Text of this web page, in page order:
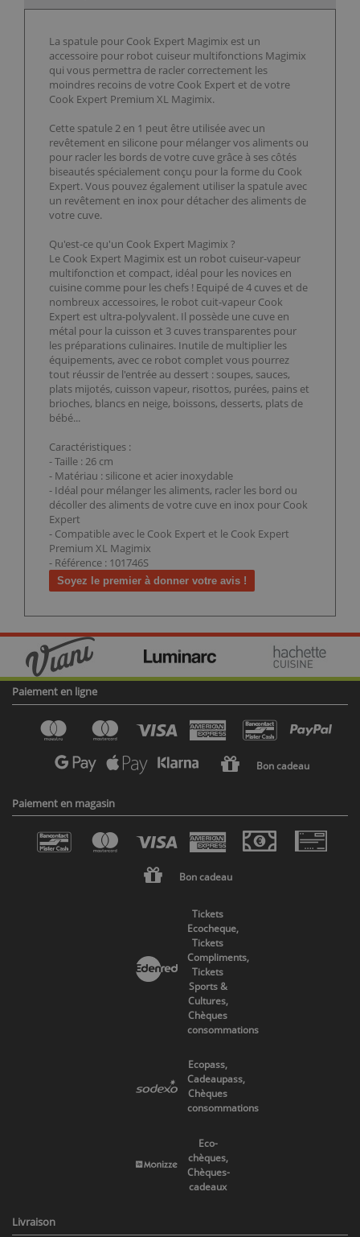
La spatule pour Cook Expert Magimix est un
accessoire pour robot cuiseur multifonctions Magimix
qui vous permettra de racler correctement les
moindres recoins de votre Cook Expert et de votre
Cook Expert Premium XL Magimix.
Cette spatule 2 en 1 peut être utilisée avec un
revêtement en silicone pour mélanger vos aliments ou
pour racler les bords de votre cuve grâce à ses côtés
biseautés spécialement conçu pour la forme du Cook
Expert. Vous pouvez également utiliser la spatule avec
un revêtement en inox pour détacher des aliments de
votre cuve.
Qu'est-ce qu'un Cook Expert Magimix ?
Le Cook Expert Magimix est un robot cuiseur-vapeur
multifonction et compact, idéal pour les novices en
cuisine comme pour les chefs ! Equipé de 4 cuves et de
nombreux accessoires, le robot cuit-vapeur Cook
Expert est ultra-polyvalent. Il possède une cuve en
métal pour la cuisson et 3 cuves transparentes pour
les préparations culinaires. Inutile de multiplier les
équipements, avec ce robot complet vous pourrez
tout réussir de l'entrée au dessert : soupes, sauces,
plats mijotés, cuisson vapeur, risottos, purées, pains et
brioches, blancs en neige, boissons, desserts, plats de
bébé...
Caractéristiques :
- Taille : 26 cm
- Matériau : silicone et acier inoxydable
- Idéal pour mélanger les aliments, racler les bord ou
décoller des aliments de votre cuve en inox pour Cook
Expert
- Compatible avec le Cook Expert et le Cook Expert
Premium XL Magimix
- Référence : 101746S
Soyez le premier à donner votre avis !
Paiement en ligne
Bon cadeau
Paiement en magasin
Bon cadeau
Tickets
Ecocheque,
Tickets
Compliments,
Tickets
Sports &
Cultures,
Chèques
consommations
Ecopass,
Cadeaupass,
Chèques
consommations
Eco-
chèques,
Chèques-
cadeaux
Livraison